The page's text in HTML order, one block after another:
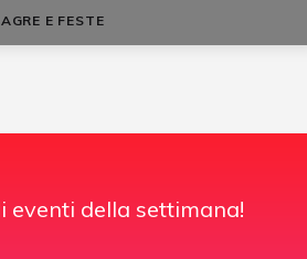
E FESTE
eventi della settimana!